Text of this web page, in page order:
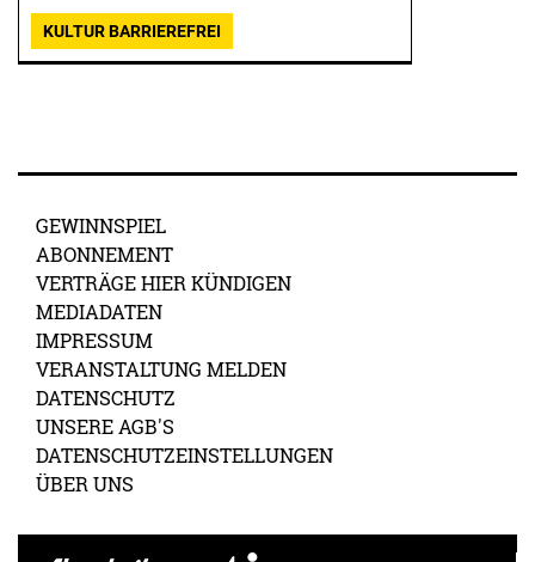
KULTUR BARRIEREFREI
GEWINNSPIEL
ABONNEMENT
VERTRÄGE HIER KÜNDIGEN
MEDIADATEN
IMPRESSUM
VERANSTALTUNG MELDEN
DATENSCHUTZ
UNSERE AGB'S
DATENSCHUTZEINSTELLUNGEN
ÜBER UNS